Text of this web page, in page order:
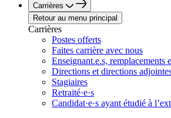
Carrières
Retour au menu principal
Carrières
Postes offerts
Faites carrière avec nous
Enseignant.e.s, remplacements
Directions et directions
Stagiaires
Retraité·e·s
Candidat·e·s ayant étudié à